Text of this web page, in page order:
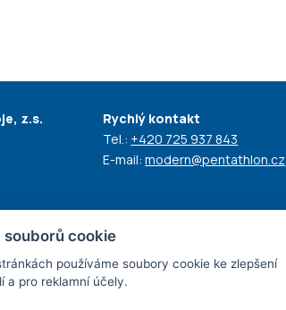
z.s.
Rychlý kontakt
Tel.: +420 725 937 843
E-mail:modern@pentathlon.cz
cookie
používáme soubory cookie ke zlepšení
a pro reklamní účely.